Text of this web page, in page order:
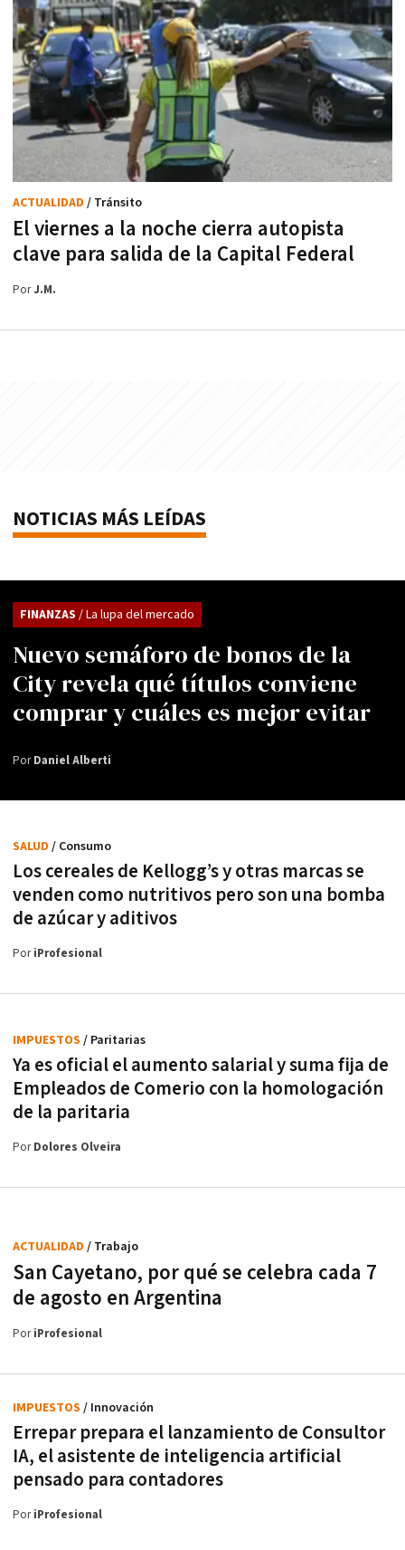
El viernes a la noche cierra autopista
clave para salida de la Capital Federal
ACTUALIDAD / Tránsito
PorJ.M.
NOTICIAS MÁS LEÍDAS
Nuevo semáforo de bonos de la
City revela qué títulos conviene
comprar y cuáles es mejor evitar
FINANZAS / La lupa del mercado
PorDaniel Alberti
Los cereales de Kellogg’s y otras marcas se
venden como nutritivos pero son una bomba
de azúcar y aditivos
SALUD / Consumo
PoriProfesional
Ya es oficial el aumento salarial y suma fija de
Empleados de Comerio con la homologación
de la paritaria
IMPUESTOS / Paritarias
PorDolores Olveira
San Cayetano, por qué se celebra cada 7
de agosto en Argentina
ACTUALIDAD / Trabajo
PoriProfesional
Errepar prepara el lanzamiento de Consultor
IA, el asistente de inteligencia artificial
pensado para contadores
IMPUESTOS / Innovación
PoriProfesional